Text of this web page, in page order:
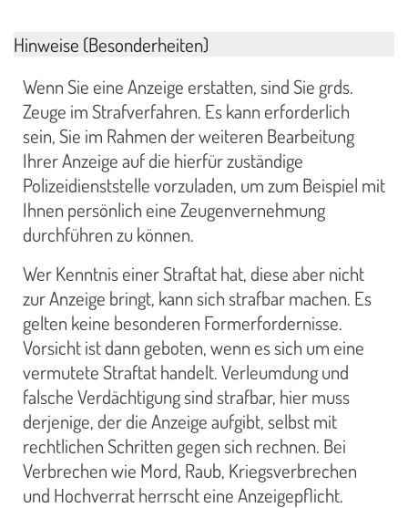
Hinweise (Besonderheiten)
Wenn Sie eine Anzeige erstatten, sind Sie grds.
Zeuge im Strafverfahren. Es kann erforderlich
sein, Sie im Rahmen der weiteren Bearbeitung
Ihrer Anzeige auf die hierfür zuständige
Polizeidienststelle vorzuladen, um zum Beispiel mit
Ihnen persönlich eine Zeugenvernehmung
durchführen zu können.
Wer Kenntnis einer Straftat hat, diese aber nicht
zur Anzeige bringt, kann sich strafbar machen. Es
gelten keine besonderen Formerfordernisse.
Vorsicht ist dann geboten, wenn es sich um eine
vermutete Straftat handelt. Verleumdung und
falsche Verdächtigung sind strafbar, hier muss
derjenige, der die Anzeige aufgibt, selbst mit
rechtlichen Schritten gegen sich rechnen. Bei
Verbrechen wie Mord, Raub, Kriegsverbrechen
und Hochverrat herrscht eine Anzeigepflicht.